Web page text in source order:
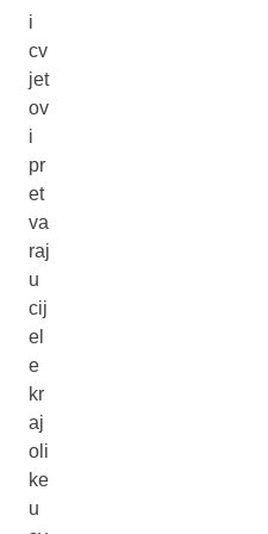
i
cv
jet
ov
i
pr
et
va
raj
u
cij
el
e
kr
aj
oli
ke
u